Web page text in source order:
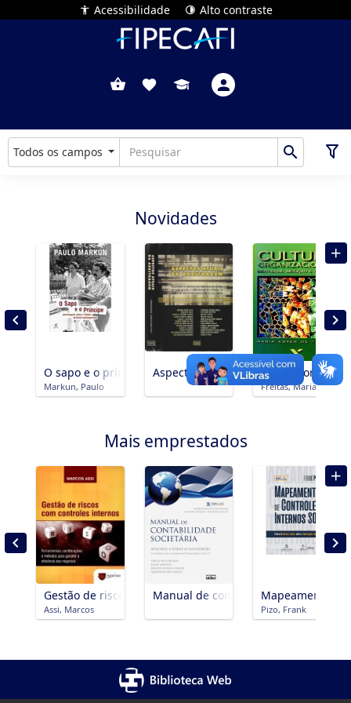
Acessibilidade Alto contraste
Todos os campos
Novidades
O sapo e o príncipe : personagens, fatos e fábulas do
Markun, Paulo
Aspectos atuais de arbitragem
Cultura
Freitas, Maria Ester de
Mais emprestados
Gestão de riscos com controles internos : ferramentas,
Assi, Marcos
Manual de contabilidade societária :
Mapeamento
Pizo, Frank